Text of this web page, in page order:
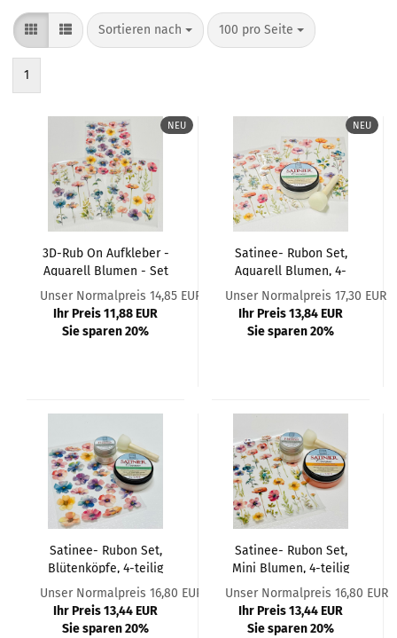
Sortieren nach
Sortieren nach 100 pro Seite
pro Seite
1
NEU
3D-Rub On Aufkleber -
Aquarell Blumen - Set
3-teilig
Unser Normalpreis 14,85 EUR
Ihr Preis 11,88 EUR
Sie sparen 20%
NEU
Satinee- Rubon Set,
Aquarell Blumen, 4-
teilig
Unser Normalpreis 17,30 EUR
Ihr Preis 13,84 EUR
Sie sparen 20%
Satinee- Rubon Set,
Blütenköpfe, 4-teilig
Unser Normalpreis 16,80 EUR
Ihr Preis 13,44 EUR
Sie sparen 20%
Satinee- Rubon Set,
Mini Blumen, 4-teilig
Unser Normalpreis 16,80 EUR
Ihr Preis 13,44 EUR
Sie sparen 20%